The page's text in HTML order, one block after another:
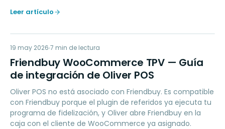
Leer artículo
FW
LOYALTY
19 may 2026 7 min de lectura
Friendbuy WooCommerce TPV — Guía
de integración de Oliver POS
Oliver POS no está asociado con Friendbuy. Es compatible
con Friendbuy porque el plugin de referidos ya ejecuta tu
programa de fidelización, y Oliver abre Friendbuy en la
caja con el cliente de WooCommerce ya asignado.